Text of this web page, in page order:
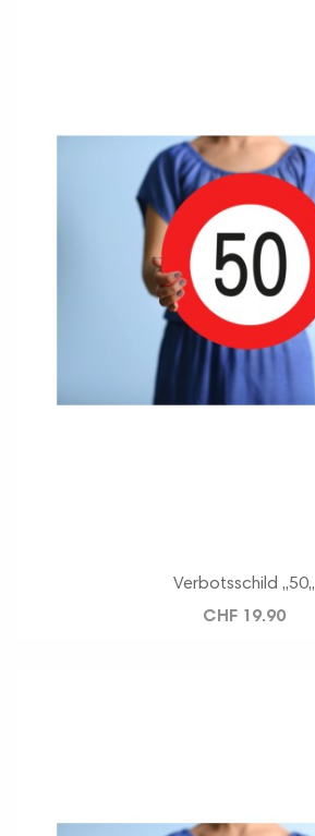
Verbotsschild ,,50,,
CHF 19.90